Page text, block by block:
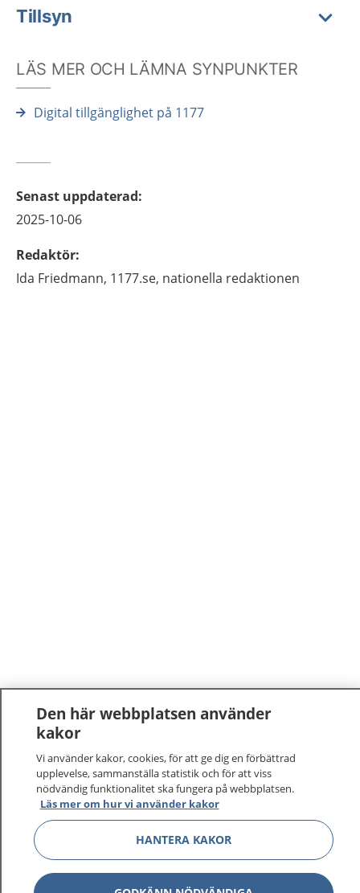
Tillsyn
LÄS MER OCH LÄMNA SYNPUNKTER
Digital tillgänglighet på 1177
Senast uppdaterad:
2025-10-06
Redaktör:
Ida Friedmann, 1177.se, nationella redaktionen
1177 –tryggt om din hälsa och vård
På 1177.se får du råd om hälsa och information om
sjukdomar och vilka mottagningar du kan kontakta.
Logga in för att läsa din journal och göra dina
vårdärenden. Ring telefonnummer 1177 för
sjukvårdsrådgivning dygnet runt.
1177 ger dig råd när du vill må bättre.
Den här webbplatsen använder
kakor
Vi använder kakor, cookies, för att ge dig en förbättrad
upplevelse, sammanställa statistik och för att viss
nödvändig funktionalitet ska fungera på webbplatsen.
Läs mer om hur vi använder kakor
HANTERA KAKOR